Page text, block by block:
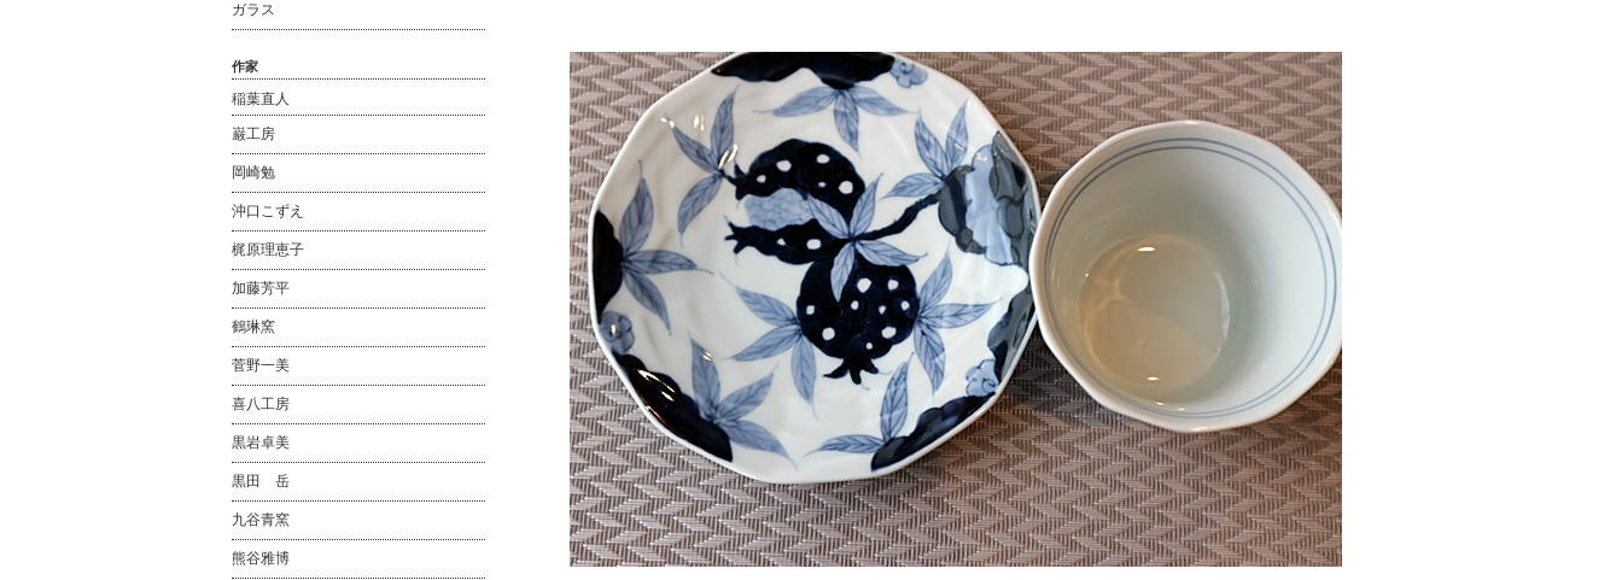
ガラス
作家
稲葉直人
巌工房
岡崎勉
沖口こずえ
梶原理恵子
加藤芳平
鶴琳窯
菅野一美
喜八工房
黒岩卓美
黒田 岳
九谷青窯
熊谷雅博